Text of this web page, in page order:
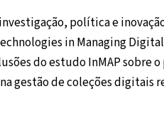
política e
in Managing
do estudo InMAP sobre
gestão de coleções digitais